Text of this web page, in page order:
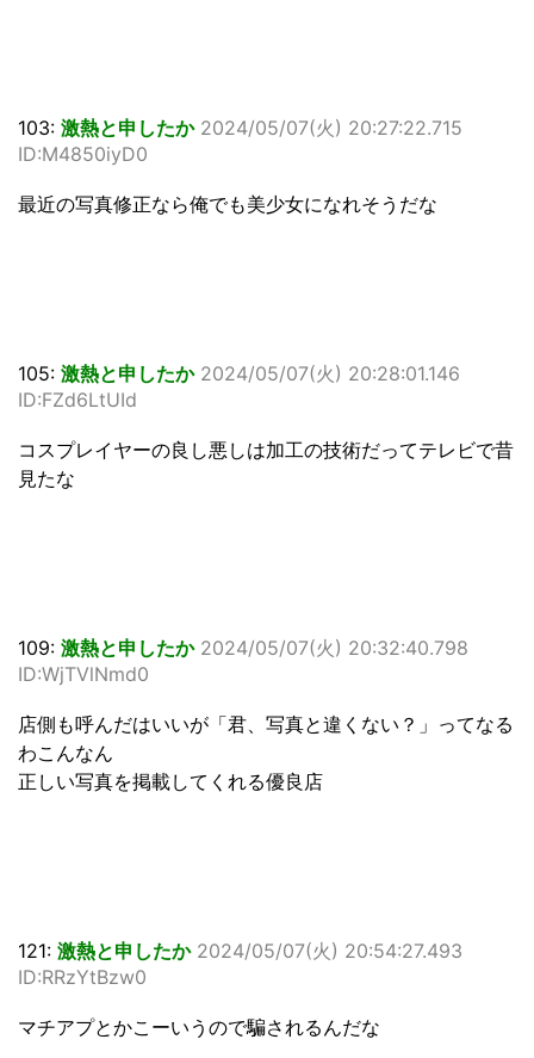
103: 激熱と申したか 2024/05/07(火) 20:27:22.715
ID:M4850iyD0
最近の写真修正なら俺でも美少女になれそうだな
105: 激熱と申したか 2024/05/07(火) 20:28:01.146
ID:FZd6LtUId
コスプレイヤーの良し悪しは加工の技術だってテレビで昔
見たな
109: 激熱と申したか 2024/05/07(火) 20:32:40.798
ID:WjTVlNmd0
店側も呼んだはいいが「君、写真と違くない？」ってなる
わこんなん
正しい写真を掲載してくれる優良店
121: 激熱と申したか 2024/05/07(火) 20:54:27.493
ID:RRzYtBzw0
マチアプとかこーいうので騙されるんだな